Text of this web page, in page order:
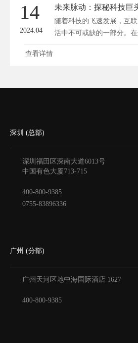
14
2024.04
随着科技的飞速发展，互
活中不可或缺的一部分。在
查看详情
深圳 (总部)
深圳福田区深南大道6013号
中国有色大厦 713-715
400-800-9385
0755-83896336
广州 (分部)
广州天河区地中海国际酒店 1627
400-800-9385